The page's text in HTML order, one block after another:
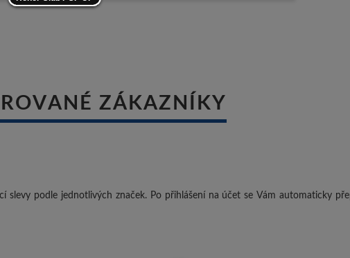
ZÁKAZNÍKY
podle jednotlivých značek. Po přihlášení na účet se Vám automaticky
ostatní značky -10%